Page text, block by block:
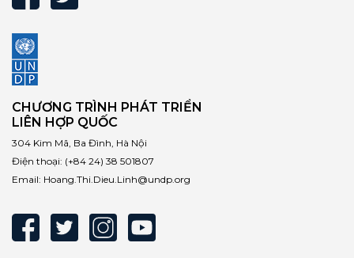
CHƯƠNG TRÌNH PHÁT TRIỂN
LIÊN HỢP QUỐC
304 Kim Mã, Ba Đình, Hà Nội
Điện thoại: (+84 24) 38 501807
Email: Hoang.Thi.Dieu.Linh@undp.org